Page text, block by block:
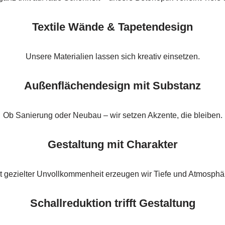
Textile Wände & Tapetendesign
Unsere Materialien lassen sich kreativ einsetzen.
Außenflächendesign mit Substanz
Ob Sanierung oder Neubau – wir setzen Akzente, die bleiben.
Gestaltung mit Charakter
gezielter Unvollkommenheit erzeugen wir Tiefe und
Schallreduktion trifft Gestaltung